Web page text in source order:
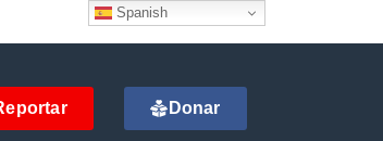
Donar
Spanish